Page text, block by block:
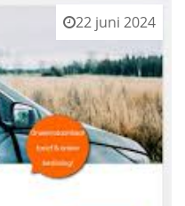
22 juni 2024